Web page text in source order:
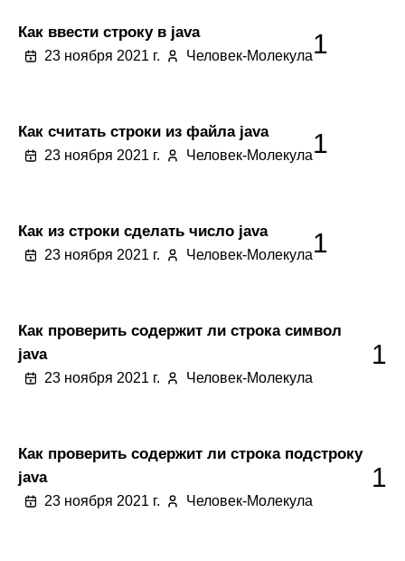
Как ввести строку в java
23 ноября 2021 г. Человек-Молекула1
Как считать строки из файла java
23 ноября 2021 г. Человек-Молекула1
Как из строки сделать число java
23 ноября 2021 г. Человек-Молекула1
Как проверить содержит ли строка символ
java
23 ноября 2021 г. Человек-Молекула
1
Как проверить содержит ли строка подстроку
java
23 ноября 2021 г. Человек-Молекула
1